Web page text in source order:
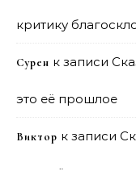
критику
Сурен к записи
это её прошлое
Виктор к записи